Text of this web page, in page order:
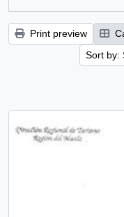
Print preview
Sort by: